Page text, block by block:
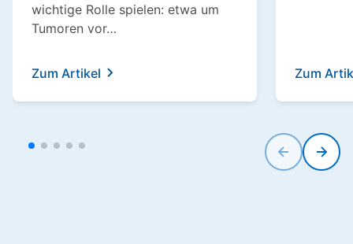
wichtige Rolle spielen: etwa um
Tumoren vor…
Zum Artikel Zum